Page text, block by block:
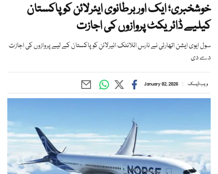
خوشخبری؛ ایک اور برطانوی ایئرلائن کو پاکستان
کیلیے ڈائریکٹ پروازوں کی اجازت
سول ایوی ایشن اتھارٹی نے نارس اٹلانٹک ائیرلائن کو پاکستان کے لیے پروازوں کی اجازت
دے دی
ویب ڈیسک January 02, 2026